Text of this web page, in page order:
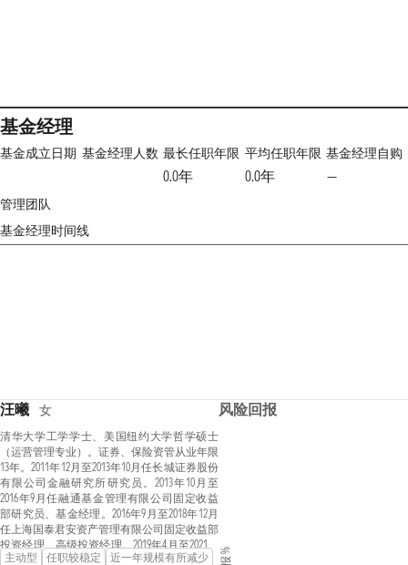
基金经理
基金成立日期 基金经理人数 最长任职年限
0.0年
平均任职年限
0.0年
基金经理自购
—
管理团队
基金经理时间线
汪曦 女
清华大学工学学士、美国纽约大学哲学硕士
（运营管理专业）。证券、保险资管从业年限
13年。2011年12月至2013年10月任长城证券股份
有限公司金融研究所研究员。2013年10月至
2016年9月任融通基金管理有限公司固定收益
部研究员、基金经理。2016年9月至2018年12月
任上海国泰君安资产管理有限公司固定收益部
投资经理、高级投资经理。2019年4月至2021年
1月任珠江人寿保险股份有限公司投资管理部
主动型 任职较稳定
近一年规模有所减少
风险回报